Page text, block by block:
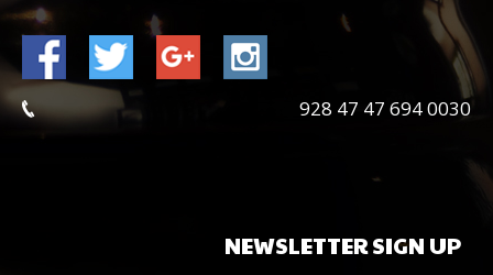
0030 694 47 47 928
NEWSLETTERSIGN UP